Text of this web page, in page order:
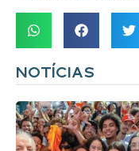
NOTÍCIAS